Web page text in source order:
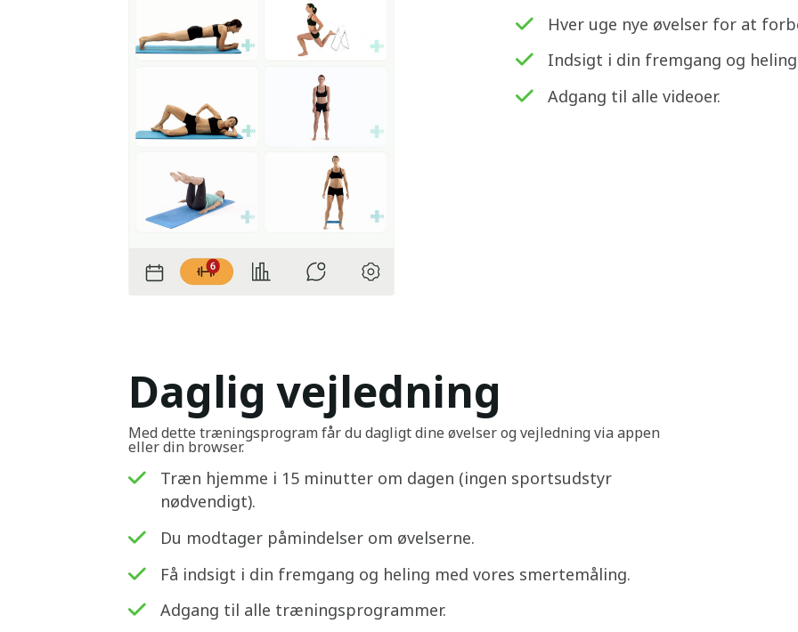
Hver uge nye øvelser for at
Indsigt i din fremgang og
Adgang til alle videoer.
Daglig vejledning
Med dette træningsprogram får du dagligt dine øvelser og vejledning via appen
eller din browser.
Træn hjemme i 15 minutter om dagen (ingen sportsudstyr
nødvendigt).
Du modtager påmindelser om øvelserne.
Få indsigt i din fremgang og heling med vores smertemåling.
Adgang til alle træningsprogrammer.